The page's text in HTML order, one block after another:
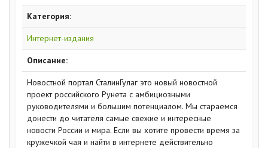
Категория:
Интернет-издания
Описание:
Новостной портал СталинГулаг это новый новостной
проект российского Рунета с амбициозными
руководителями и большим потенциалом. Мы стараемся
донести до читателя самые свежие и интересные
новости России и мира. Если вы хотите провести время за
кружечкой чая и найти в интернете действительно